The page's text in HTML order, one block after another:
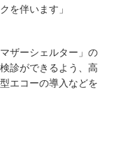
を伴います」
ザーシェルター」の
診ができるよう、高
エコーの導入などを